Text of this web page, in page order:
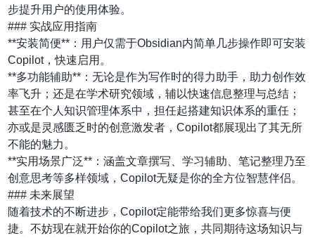
步提升用户的使用体验。
### 实战应用指南
**安装简便**：用户仅需于Obsidian内简单几步操作即可安装
Copilot，快速启用。
**多功能辅助**：无论是作为写作时的得力助手，助力创作效
率飞升；还是在学术研究领域，辅以快速信息整理与总结；
甚至在个人知识管理体系中，担任起搭建知识体系的重任；
亦或是灵感匮乏时的创意激发者，Copilot都展现出了其无所
不能的魅力。
**实用场景广泛**：涵盖文章撰写、学习辅助、笔记整理乃至
创意思考等多样领域，Copilot无疑是你的全方位智慧伴侣。
### 未来展望
随着技术的不断进步，Copilot定能带给我们更多惊喜与便
捷。不妨现在就开始你的Copilot之旅，共同期待这场知识与